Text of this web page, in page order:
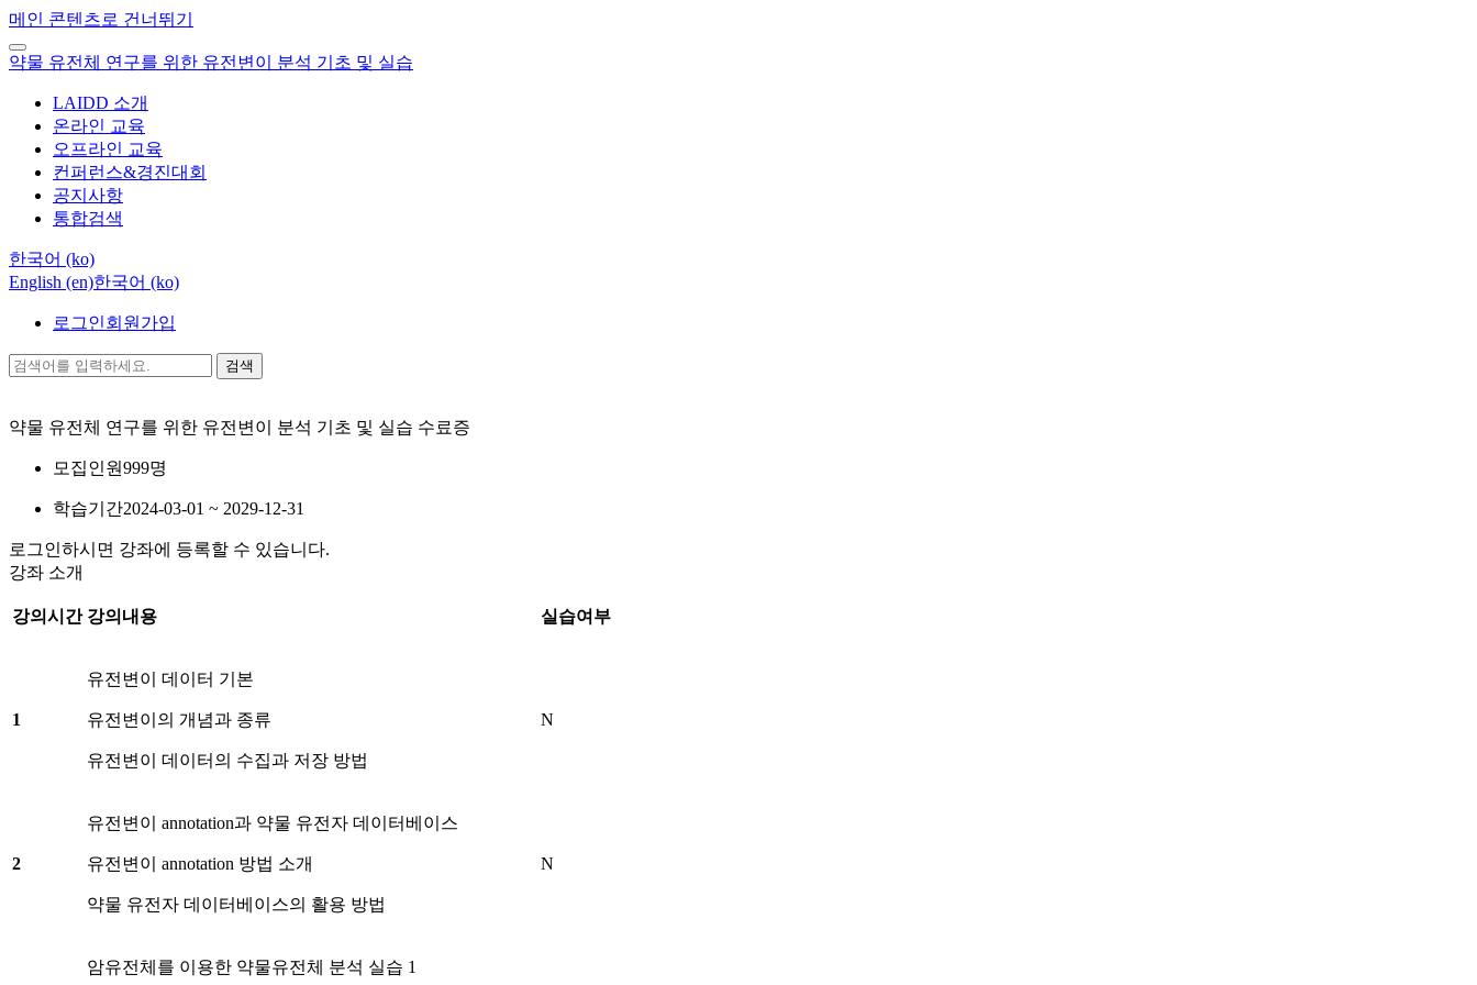
메인 콘텐츠로 건너뛰기
약물 유전체 연구를 위한 유전변이 분석 기초 및 실습
LAIDD 소개
온라인 교육
오프라인 교육
컨퍼런스&경진대회
공지사항
통합검색
한국어 ‎(ko)‎
English ‎(en)‎한국어 ‎(ko)‎
로그인회원가입
검색
약물 유전체 연구를 위한 유전변이 분석 기초 및 실습 수료증
모집인원999명
학습기간2024-03-01 ~ 2029-12-31
로그인하시면 강좌에 등록할 수 있습니다.
강좌 소개
강의시간 강의내용 실습여부
1
유전변이 데이터 기본
유전변이의 개념과 종류
유전변이 데이터의 수집과 저장 방법
N
2
유전변이 annotation과 약물 유전자 데이터베이스
유전변이 annotation 방법 소개
약물 유전자 데이터베이스의 활용 방법
N
암유전체를 이용한 약물유전체 분석 실습 1